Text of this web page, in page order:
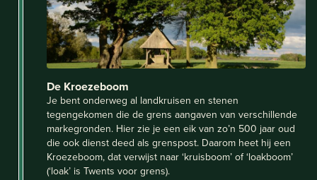
De Kroezeboom
Je bent onderweg al landkruisen en stenen
tegengekomen die de grens aangaven van verschillende
markegronden. Hier zie je een eik van zo’n 500 jaar oud
die ook dienst deed als grenspost. Daarom heet hij een
Kroezeboom, dat verwijst naar ‘kruisboom’ of ‘loakboom’
(‘loak’ is Twents voor grens).